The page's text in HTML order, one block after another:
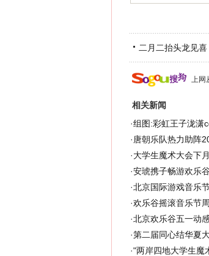
二月二抬头龙见喜
上网
相关新闻
·组图:彩虹王子泷潇
· 唐朝乐队热力助阵
·大学生魔术大会下
·安琥携子畅游欢乐
·北京国际游戏音乐
·欢乐谷摇滚音乐节
·北京欢乐谷五一动
·第二届同心结华夏
·"两岸四地大学生魔